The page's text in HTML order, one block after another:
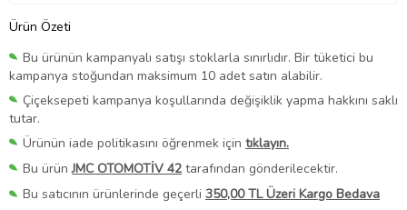
Ürün Özeti
Bu ürünün kampanyalı satışı stoklarla sınırlıdır. Bir tüketici bu
kampanya stoğundan maksimum 10 adet satın alabilir.
Çiçeksepeti kampanya koşullarında değişiklik yapma hakkını saklı
tutar.
Ürünün iade politikasını öğrenmek için tıklayın.
Bu ürünJMC OTOMOTİV 42 tarafından gönderilecektir.
Bu satıcının ürünlerinde geçerli 350,00 TL Üzeri Kargo Bedava